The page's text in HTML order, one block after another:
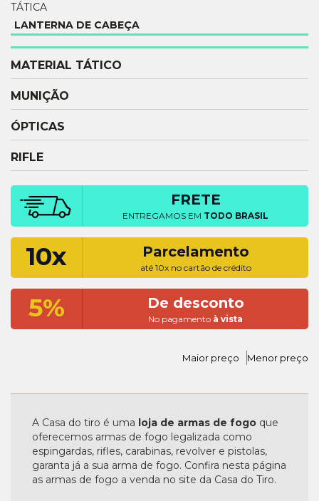
TÁTICA
LANTERNA DE CABEÇA
MATERIAL TÁTICO
MUNIÇÃO
ÓPTICAS
RIFLE
FRETE
ENTREGAMOS EM TODO BRASIL
10x Parcelamento
até 10x no cartão de crédito
5% De desconto
No pagamento à vista
Maior preço Menor preço
A Casa do tiro é uma loja de armas de fogo que
oferecemos armas de fogo legalizada como
espingardas, rifles, carabinas, revolver e pistolas,
garanta já a sua arma de fogo. Confira nesta página
as armas de fogo a venda no site da Casa do Tiro.